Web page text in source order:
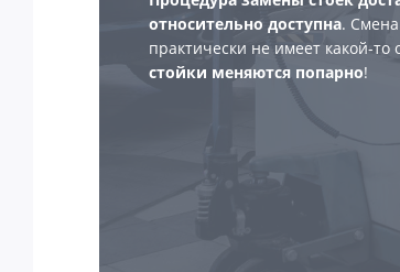
относительно доступна.
практически не имеет какой-
стойки меняются попарно!